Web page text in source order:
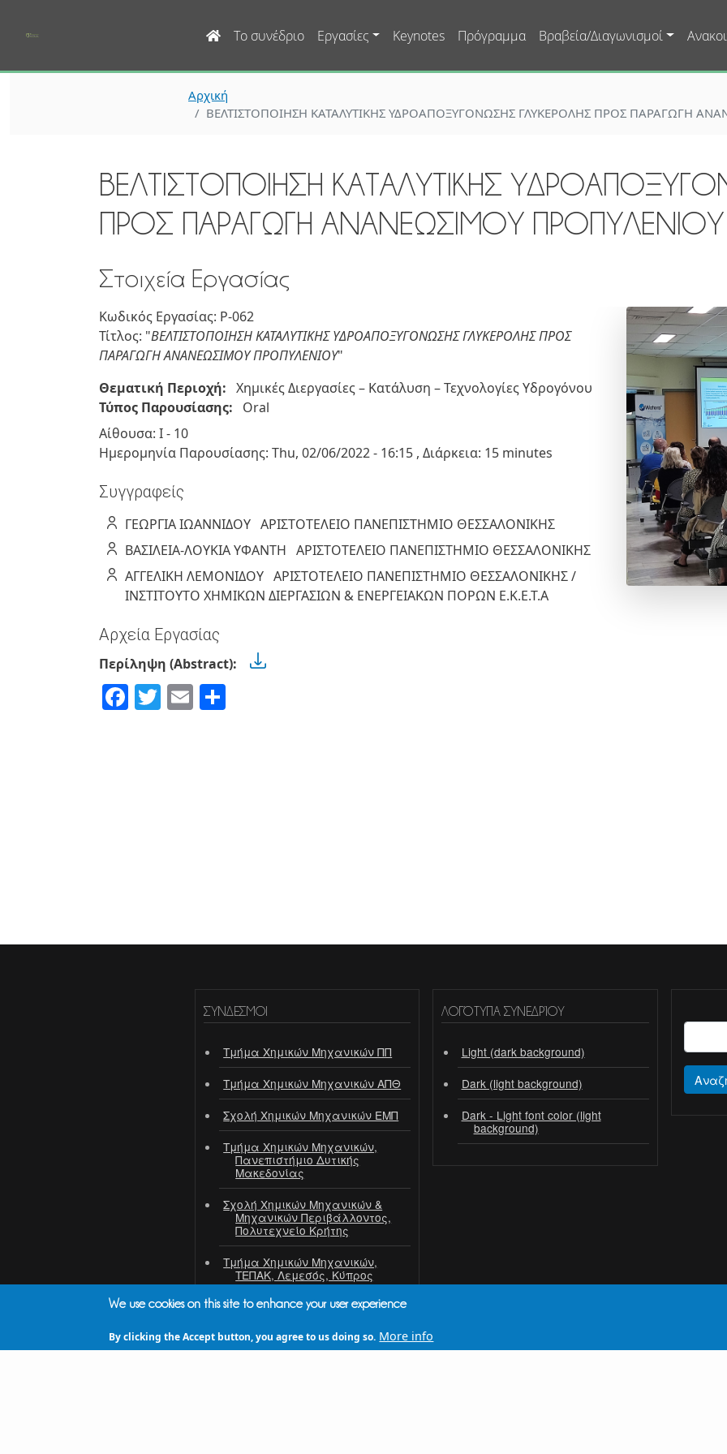
Main navigation
Το συνέδριο Εργασίες Keynotes Πρόγραμμα Βραβεία/Διαγωνισμοί
Αρχική
ΒΕΛΤΙΣΤΟΠΟΙΗΣΗ ΚΑΤΑΛΥΤΙΚΗΣ ΥΔΡΟΑΠΟΞΥΓΟΝΩΣΗΣ ΓΛΥΚΕΡΟΛΗΣ ΠΡΟΣ ΠΑΡΑΓΩΓΗ
ΒΕΛΤΙΣΤΟΠΟΙΗΣΗ ΚΑΤΑΛΥΤΙΚΗΣ
ΠΡΟΣ ΠΑΡΑΓΩΓΗ ΑΝΑΝΕΩΣΙΜΟΥ ΠΡΟΠΥΛΕΝΙΟΥ
Στοιχεία Εργασίας
Κωδικός Εργασίας: P-062
Τίτλος: "ΒΕΛΤΙΣΤΟΠΟΙΗΣΗ ΚΑΤΑΛΥΤΙΚΗΣ ΥΔΡΟΑΠΟΞΥΓΟΝΩΣΗΣ ΓΛΥΚΕΡΟΛΗΣ ΠΡΟΣ
ΠΑΡΑΓΩΓΗ ΑΝΑΝΕΩΣΙΜΟΥ ΠΡΟΠΥΛΕΝΙΟΥ"
Θεματική Περιοχή: Χημικές Διεργασίες – Κατάλυση – Τεχνολογίες Υδρογόνου
Τύπος Παρουσίασης:
Oral
Αίθουσα: Ι - 10
Ημερομηνία Παρουσίασης: Thu, 02/06/2022- 16:15 , Διάρκεια: 15 minutes
Συγγραφείς
ΓΕΩΡΓΙΑΙΩΑΝΝΙΔΟΥ ΑΡΙΣΤΟΤΕΛΕΙΟ ΠΑΝΕΠΙΣΤΗΜΙΟ ΘΕΣΣΑΛΟΝΙΚΗΣ
ΒΑΣΙΛΕΙΑ-ΛΟΥΚΙΑΥΦΑΝΤΗ ΑΡΙΣΤΟΤΕΛΕΙΟ ΠΑΝΕΠΙΣΤΗΜΙΟ ΘΕΣΣΑΛΟΝΙΚΗΣ
ΑΓΓΕΛΙΚΗ ΛΕΜΟΝΙΔΟΥ ΑΡΙΣΤΟΤΕΛΕΙΟ ΠΑΝΕΠΙΣΤΗΜΙΟ ΘΕΣΣΑΛΟΝΙΚΗΣ /
ΙΝΣΤΙΤΟΥΤΟ ΧΗΜΙΚΩΝ ΔΙΕΡΓΑΣΙΩΝ & ΕΝΕΡΓΕΙΑΚΩΝ ΠΟΡΩΝ Ε.Κ.Ε.Τ.Α
Αρχεία Εργασίας
Περίληψη (Abstract):
Facebook
Twitter
Email
ΣΎΝΔΕΣΜΟΙ
Τμήμα Χημικών Μηχανικών ΠΠ
Τμήμα Χημικών Μηχανικών ΑΠΘ
Σχολή Χημικών Μηχανικών ΕΜΠ
Τμήμα Χημικών Μηχανικών,
Πανεπιστήμιο Δυτικής
Μακεδονίας
Σχολή Χημικών Μηχανικών &
Μηχανικών Περιβάλλοντος,
Πολυτεχνείο Κρήτης
Τμήμα Χημικών Μηχανικών,
ΤΕΠΑΚ, Λεμεσός, Κύπρος
ΙΤΕ / ΙΕΧΜΗ
ΕΚΕΤΑ / ΙΔΕΠ
ΛΟΓΌΤΥΠΑ ΣΥΝΕΔΡΊΟΥ
Light (dark background)
Dark (light background)
Dark - Light font color (light
background)
We use cookies on this site to enhance your user experience
By clicking the Accept button, you agree to us doing so. More info